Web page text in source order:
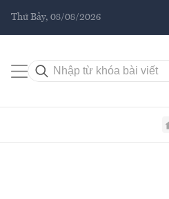
Thứ Bảy, 08/08/2026